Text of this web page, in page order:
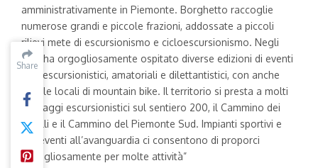
Share
amministrativamente in Piemonte. Borghetto raccoglie
numerose grandi e piccole frazioni, addossate a piccoli
rilievi mete di escursionismo e cicloescursionismo. Negli
anni ha orgogliosamente ospitato diverse edizioni di eventi
cicloescursionistici, amatoriali e dilettantistici, con anche
scuole locali di mountain bike. Il territorio si presta a molti
passaggi escursionistici sul sentiero 200, il Cammino dei
Ribelli e il Cammino del Piemonte Sud. Impianti sportivi e
per eventi all’avanguardia ci consentono di proporci
orgogliosamente per molte attività”
Share